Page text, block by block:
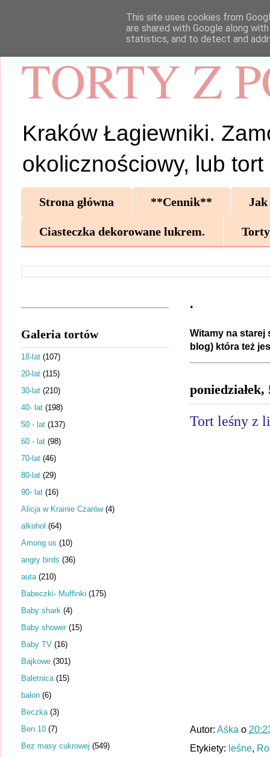
TORTY Z
Kraków Łagiewniki.
okolicznościowy, lub tort
Strona główna **Cennik** Jak
Ciasteczka dekorowane lukrem.
.
Witamy na starej
blog) która też
Tort leśny z
Autor: Aśka o
Etykiety: leśne,
Galeria tortów
18-lat (107)
20-lat (115)
30-lat (210)
40- lat (198)
50 - lat (137)
60 - lat (98)
70-lat (46)
80-lat (29)
90- lat (16)
Alicja w Krainie Czarów (4)
alkohol (64)
Among us (10)
angry birds (36)
auta (210)
Babeczki- Muffinki (175)
Baby shark (4)
Baby shower (15)
Baby TV (16)
Bajkowe (301)
Baletnica (15)
balon (6)
Beczka (3)
Ben 10 (7)
Bez masy cukrowej (549)
This site uses cookies from
are shared with Google along
statistics, and to detect and